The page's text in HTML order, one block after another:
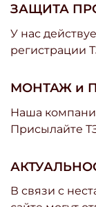
ЗАЩИТА
У нас
регистрации
МОНТАЖ и
Наша
Присылайте
В связи с